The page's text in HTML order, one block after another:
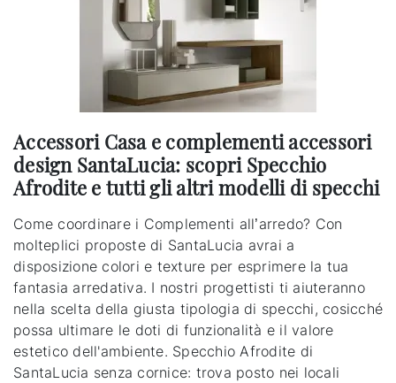
Accessori Casa e complementi accessori
design SantaLucia: scopri Specchio
Afrodite e tutti gli altri modelli di specchi
Come coordinare i Complementi all’arredo? Con
molteplici proposte di SantaLucia avrai a
disposizione colori e texture per esprimere la tua
fantasia arredativa. I nostri progettisti ti aiuteranno
nella scelta della giusta tipologia di specchi, cosicché
possa ultimare le doti di funzionalità e il valore
estetico dell'ambiente. Specchio Afrodite di
SantaLucia senza cornice: trova posto nei locali